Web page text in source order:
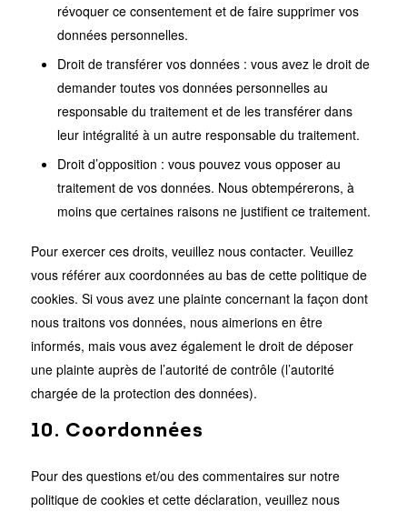
révoquer ce consentement et de faire supprimer vos
données personnelles.
Droit de transférer vos données : vous avez le droit de
demander toutes vos données personnelles au
responsable du traitement et de les transférer dans
leur intégralité à un autre responsable du traitement.
Droit d’opposition : vous pouvez vous opposer au
traitement de vos données. Nous obtempérerons, à
moins que certaines raisons ne justifient ce traitement.
Pour exercer ces droits, veuillez nous contacter. Veuillez
vous référer aux coordonnées au bas de cette politique de
cookies. Si vous avez une plainte concernant la façon dont
nous traitons vos données, nous aimerions en être
informés, mais vous avez également le droit de déposer
une plainte auprès de l’autorité de contrôle (l’autorité
chargée de la protection des données).
10. Coordonnées
Pour des questions et/ou des commentaires sur notre
politique de cookies et cette déclaration, veuillez nous